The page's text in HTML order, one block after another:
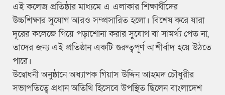
এই কলেজ প্রতিষ্ঠার মাধ্যমে এ এলাকার শিক্ষার্থীদের
উচ্চশিক্ষার সুযোগ আরও সম্প্রসারিত হলো। বিশেষ করে যারা
দূরের কলেজে গিয়ে পড়াশোনা করার সুযোগ বা সামর্থ্য পেত না,
তাদের জন্য এই প্রতিষ্ঠান একটি গুরুত্বপূর্ণ আশীর্বাদ হয়ে উঠতে
পারে।
উদ্বোধনী অনুষ্ঠানে অধ্যাপক গিয়াস উদ্দিন আহমদ চৌধুরীর
সভাপতিত্বে প্রধান অতিথি হিসেবে উপস্থিত ছিলেন বাংলাদেশ